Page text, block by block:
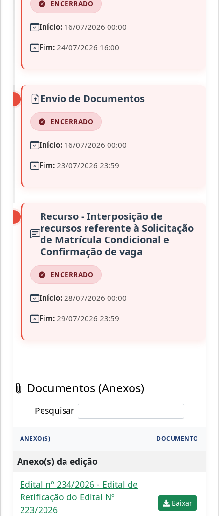
ENCERRADO
Início: 16/07/2026 00:00
Fim: 24/07/2026 16:00
Envio de Documentos
ENCERRADO
Início: 16/07/2026 00:00
Fim: 23/07/2026 23:59
Recurso - Interposição de
recursos referente à Solicitação
de Matrícula Condicional e
Confirmação de vaga
ENCERRADO
Início: 28/07/2026 00:00
Fim: 29/07/2026 23:59
Documentos (Anexos)
Pesquisar
ANEXO(S) DOCUMENTO
Anexo(s) da edição
Edital nº 234/2026 - Edital de
Retificação do Edital Nº
223/2026
Baixar